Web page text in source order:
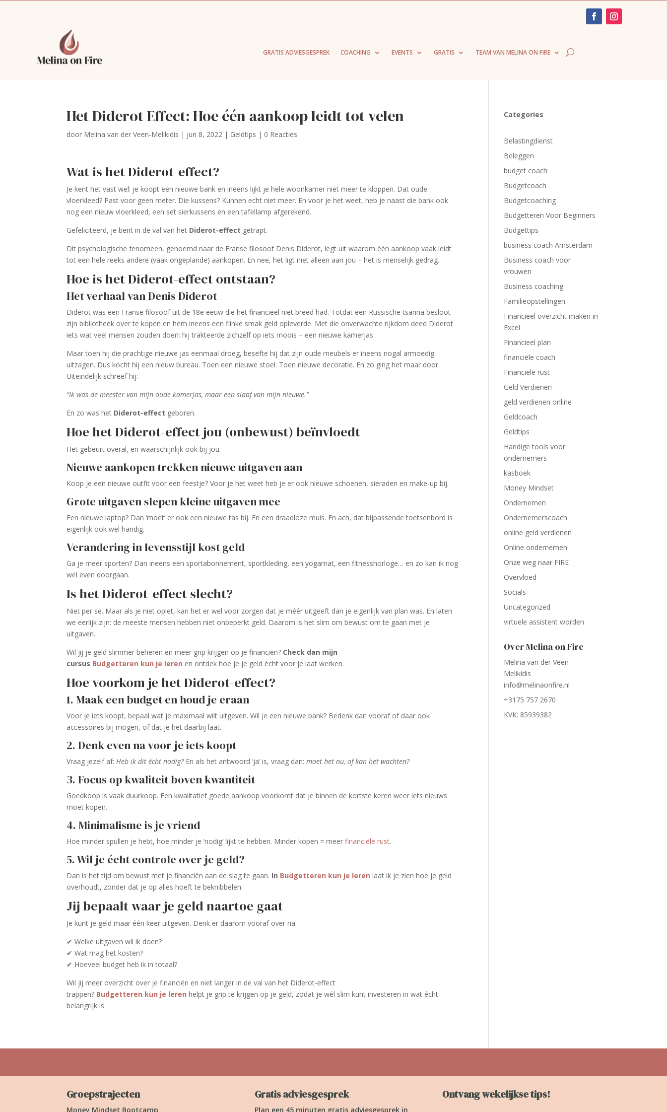
GRATIS ADVIESGESPREK COACHING EVENTS GRATIS TEAM VAN MELINA ON FIRE
Het Diderot Effect: Hoe één aankoop leidt tot velen
door Melina van der Veen-Melikidis | jun 8, 2022 | Geldtips | 0 Reacties
Wat is het Diderot-effect?
Je kent het vast wel: je koopt een nieuwe bank en ineens lijkt je hele woonkamer niet meer te kloppen. Dat oude
vloerkleed? Past voor geen meter. Die kussens? Kunnen echt niet meer. En voor je het weet, heb je naast die bank ook
nog een nieuw vloerkleed, een set sierkussens en een tafellamp afgerekend.
Gefeliciteerd, je bent in de val van het Diderot-effect getrapt.
Dit psychologische fenomeen, genoemd naar de Franse filosoof Denis Diderot, legt uit waarom één aankoop vaak leidt
tot een hele reeks andere (vaak ongeplande) aankopen. En nee, het ligt niet alleen aan jou – het is menselijk gedrag.
Hoe is het Diderot-effect ontstaan?
Het verhaal van Denis Diderot
Diderot was een Franse filosoof uit de 18e eeuw die het financieel niet breed had. Totdat een Russische tsarina besloot
zijn bibliotheek over te kopen en hem ineens een flinke smak geld opleverde. Met die onverwachte rijkdom deed Diderot
iets wat veel mensen zouden doen: hij trakteerde zichzelf op iets moois – een nieuwe kamerjas.
Maar toen hij die prachtige nieuwe jas eenmaal droeg, besefte hij dat zijn oude meubels er ineens nogal armoedig
uitzagen. Dus kocht hij een nieuw bureau. Toen een nieuwe stoel. Toen nieuwe decoratie. En zo ging het maar door.
Uiteindelijk schreef hij:
“Ik was de meester van mijn oude kamerjas, maar een slaaf van mijn nieuwe.”
En zo was het Diderot-effect geboren.
Hoe het Diderot-effect jou (onbewust) beïnvloedt
Het gebeurt overal, en waarschijnlijk ook bij jou.
Nieuwe aankopen trekken nieuwe uitgaven aan
Koop je een nieuwe outfit voor een feestje? Voor je het weet heb je er ook nieuwe schoenen, sieraden en make-up bij.
Grote uitgaven slepen kleine uitgaven mee
Een nieuwe laptop? Dan ‘moet’ er ook een nieuwe tas bij. En een draadloze muis. En ach, dat bijpassende toetsenbord is
eigenlijk ook wel handig.
Verandering in levensstijl kost geld
Ga je meer sporten? Dan ineens een sportabonnement, sportkleding, een yogamat, een fitnesshorloge… en zo kan ik nog
wel even doorgaan.
Is het Diderot-effect slecht?
Niet per se. Maar als je niet oplet, kan het er wel voor zorgen dat je méér uitgeeft dan je eigenlijk van plan was. En laten
we eerlijk zijn: de meeste mensen hebben niet onbeperkt geld. Daarom is het slim om bewust om te gaan met je
uitgaven.
Wil jij je geld slimmer beheren en meer grip krijgen op je financiën? Check dan mijn
cursus Budgetteren kun je leren en ontdek hoe je je geld écht voor je laat werken.
Hoe voorkom je het Diderot-effect?
1. Maak een budget en houd je eraan
Voor je iets koopt, bepaal wat je maximaal wilt uitgeven. Wil je een nieuwe bank? Bedenk dan vooraf of daar ook
accessoires bij mogen, of dat je het daarbij laat.
2. Denk even na voor je iets koopt
Vraag jezelf af: Heb ik dit écht nodig?En als het antwoord ‘ja’ is, vraag dan:moet het nu, of kan het wachten?
3. Focus op kwaliteit boven kwantiteit
Goedkoop is vaak duurkoop. Een kwalitatief goede aankoop voorkomt dat je binnen de kortste keren weer iets nieuws
moet kopen.
4. Minimalisme is je vriend
Hoe minder spullen je hebt, hoe minder je ‘nodig’ lijkt te hebben. Minder kopen = meerfinanciële rust.
5. Wil je écht controle over je geld?
Dan is het tijd om bewust met je financiën aan de slag te gaan. In Budgetteren kun je leren laat ik je zien hoe je geld
overhoudt, zonder dat je op alles hoeft te beknibbelen.
Jij bepaalt waar je geld naartoe gaat
Je kunt je geld maar één keer uitgeven. Denk er daarom vooraf over na:
✔ Welke uitgaven wil ik doen?
✔ Wat mag het kosten?
✔ Hoeveel budget heb ik in totaal?
Wil jij meer overzicht over je financiën en niet langer in de val van het Diderot-effect
trappen? Budgetteren kun je leren helpt je grip te krijgen op je geld, zodat je wél slim kunt investeren in wat écht
belangrijk is.
Categories
Belastingdienst
Beleggen
budget coach
Budgetcoach
Budgetcoaching
Budgetteren Voor Beginners
Budgettips
business coach Amsterdam
Business coach voor
vrouwen
Business coaching
Familieopstellingen
Financieel overzicht maken in
Excel
Financieel plan
financiële coach
Financiële rust
Geld Verdienen
geld verdienen online
Geldcoach
Geldtips
Handige tools voor
ondernemers
kasboek
Money Mindset
Ondernemen
Ondernemerscoach
online geld verdienen
Online ondernemen
Onze weg naar FIRE
Overvloed
Socials
Uncategorized
virtuele assistent worden
Over Melina on Fire
Melina van der Veen -
Melikidis
info@melinaonfire.nl
+3175 757 2670
KVK: 85939382
Groepstrajecten
Money Mindset Bootcamp
Gratis adviesgesprek
Plan een 45 minuten gratis adviesgesprek in
Ontvang wekelijkse tips!